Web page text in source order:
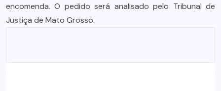
encomenda. O pedido será analisado pelo Tribunal de
Justiça de Mato Grosso.